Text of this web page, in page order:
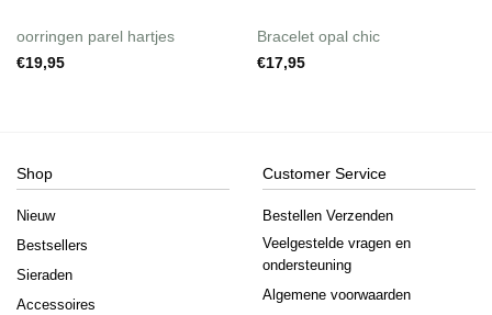
oorringen parel hartjes
€19,95
Bracelet opal chic
€17,95
Shop
Nieuw
Bestsellers
Sieraden
Accessoires
Customer Service
Bestellen Verzenden
Veelgestelde vragen en
ondersteuning
Algemene voorwaarden